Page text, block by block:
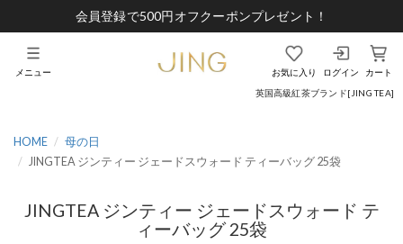
会員登録で500円オフクーポンプレゼント！
英国高級紅茶ブランド[JING TEA]
お気に入り ログイン カート
メニュー
HOME
母の日
JINGTEA ジンティー ジェードスウォード ティーバッグ 25袋
JINGTEA ジンティー ジェードスウォード テ
ィーバッグ 25袋